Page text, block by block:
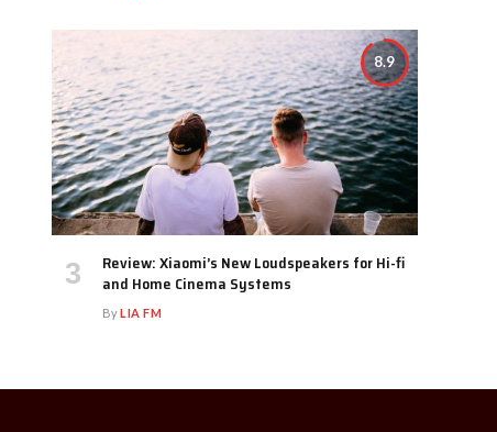
8.9
Review: Xiaomi’s New Loudspeakers for Hi-fi
and Home Cinema Systems
ByLIA FM